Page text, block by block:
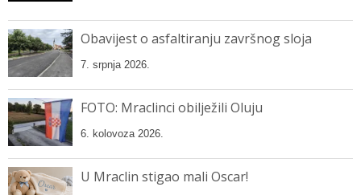
Obavijest o asfaltiranju završnog sloja
7. srpnja 2026.
FOTO: Mraclinci obilježili Oluju
6. kolovoza 2026.
U Mraclin stigao mali Oscar!